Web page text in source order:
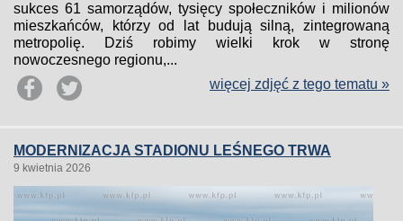
sukces 61 samorządów, tysięcy społeczników i milionów
mieszkańców, którzy od lat budują silną, zintegrowaną
metropolię. Dziś robimy wielki krok w stronę
nowoczesnego regionu,...
więcej zdjęć z tego tematu »
MODERNIZACJA STADIONU LEŚNEGO TRWA
9 kwietnia 2026